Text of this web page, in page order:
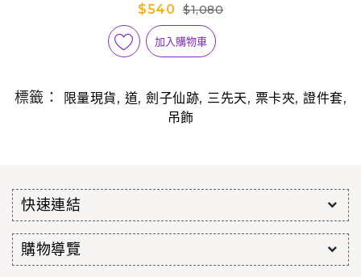
$540
$1,080
加入購物車
標籤： 限量現貨, 道,劍子仙跡, 三先天, 票卡夾,證件套,
吊飾
快速連結
購物導覽